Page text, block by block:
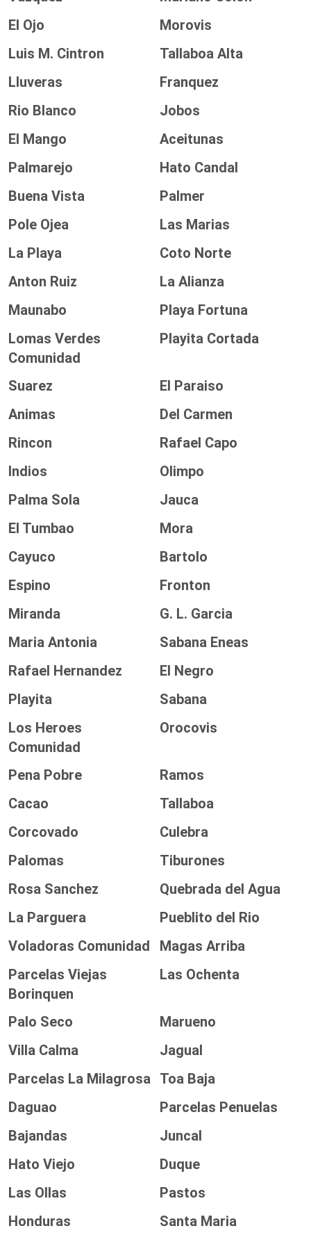
El Ojo
Morovis
Luis M. Cintron
Tallaboa Alta
Lluveras
Franquez
Rio Blanco
Jobos
El Mango
Aceitunas
Palmarejo
Hato Candal
Buena Vista
Palmer
Pole Ojea
Las Marias
La Playa
Coto Norte
Anton Ruiz
La Alianza
Maunabo
Playa Fortuna
Lomas Verdes
Comunidad
Playita Cortada
Suarez
El Paraiso
Animas
Del Carmen
Rincon
Rafael Capo
Indios
Olimpo
Palma Sola
Jauca
El Tumbao
Mora
Cayuco
Bartolo
Espino
Fronton
Miranda
G. L. Garcia
Maria Antonia
Sabana Eneas
Rafael Hernandez
El Negro
Playita
Sabana
Los Heroes
Comunidad
Orocovis
Pena Pobre
Ramos
Cacao
Tallaboa
Corcovado
Culebra
Palomas
Tiburones
Rosa Sanchez
Quebrada del Agua
La Parguera
Pueblito del Rio
Voladoras Comunidad
Magas Arriba
Parcelas Viejas
Borinquen
Las Ochenta
Palo Seco
Marueno
Villa Calma
Jagual
Parcelas La Milagrosa Toa Baja
Daguao
Parcelas Penuelas
Bajandas
Juncal
Hato Viejo
Duque
Las Ollas
Pastos
Honduras
Santa Maria